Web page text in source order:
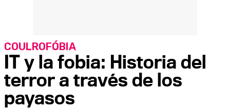
IT y la fobia: Historia del
terror a través de los
payasos
COULROFÓBIA